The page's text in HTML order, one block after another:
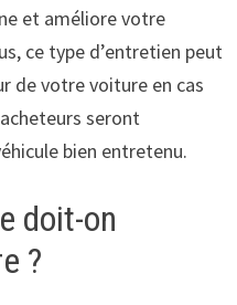
et améliore votre
ce type d’entretien peut
de votre voiture en cas
seront
bien entretenu.
doit-on
?